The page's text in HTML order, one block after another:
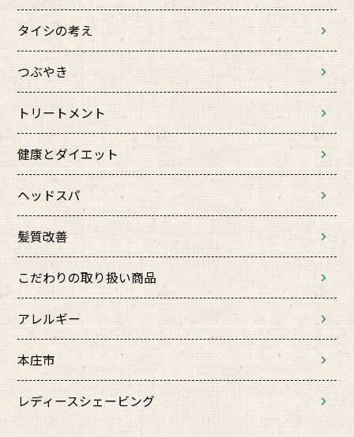
タイシの考え
つぶやき
トリートメント
健康とダイエット
ヘッドスパ
髪質改善
こだわりの取り扱い商品
アレルギー
本庄市
レディースシェービング